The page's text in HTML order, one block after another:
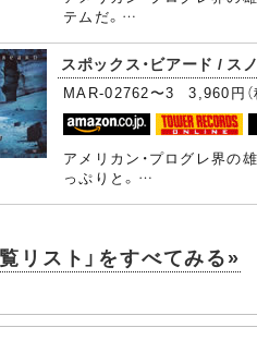
テムだ。…
スポックス・ビアード / ス
MAR-02762〜3 3,960円
アメリカン・プログレ界の
っぷりと。…
リスト」をすべてみる»